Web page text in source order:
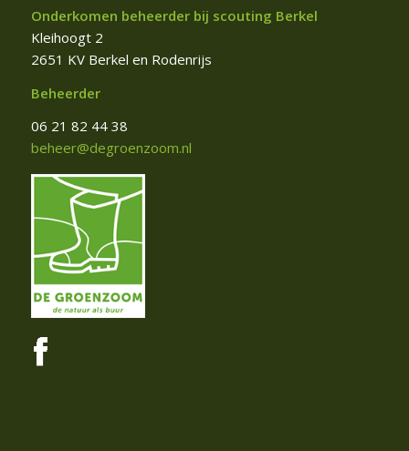
Onderkomen beheerder bij scouting Berkel
Kleihoogt 2
2651 KV Berkel en Rodenrijs
Beheerder
06 21 82 44 38
beheer@degroenzoom.nl